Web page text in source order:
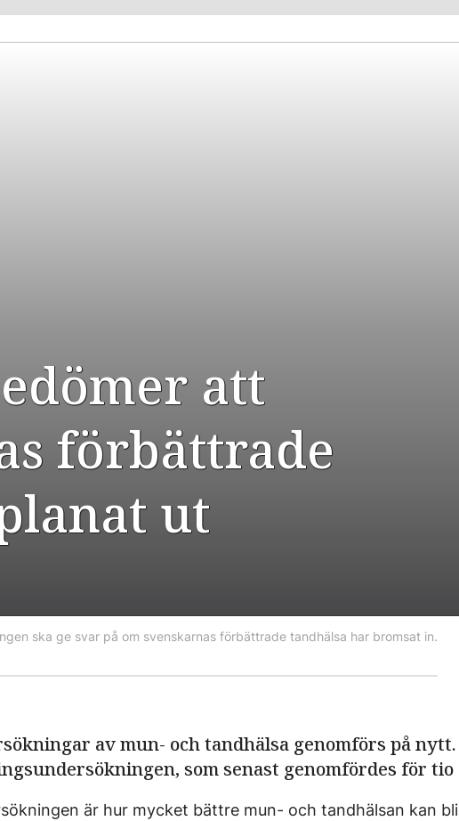
att
förbättrade
ut
ska ge svar på om svenskarnas förbättrade tandhälsa har bromsat in.
av mun- och tandhälsa genomförs på nytt.
som senast genomfördes för tio
är hur mycket bättre mun- och tandhälsan kan bli